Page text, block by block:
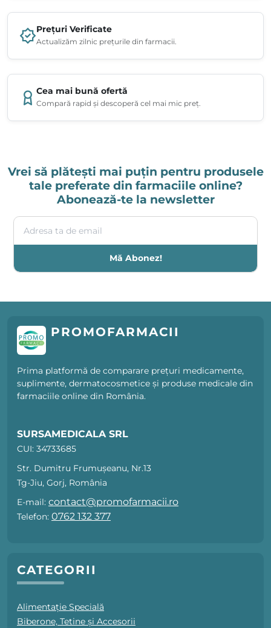
Prețuri Verificate
Actualizăm zilnic prețurile din farmacii.
Cea mai bună ofertă
Compară rapid și descoperă cel mai mic preț.
Vrei să plătești mai puțin pentru produsele
tale preferate din farmaciile online?
Abonează-te la newsletter
Adresa ta de email
Mă Abonez!
PROMOFARMACII
Prima platformă de comparare prețuri medicamente,
suplimente, dermatocosmetice și produse medicale din
farmaciile online din România.
SURSAMEDICALA SRL
CUI: 34733685
Str. Dumitru Frumușeanu, Nr.13
Tg-Jiu, Gorj, România
E-mail: contact@promofarmacii.ro
Telefon: 0762 132 377
CATEGORII
Alimentație Specială
Biberone, Tetine și Accesorii